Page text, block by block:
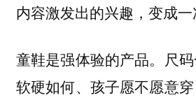
内容激发出的兴趣，变成一
童鞋是强体验的产品。尺
软硬如何、孩子愿不愿意